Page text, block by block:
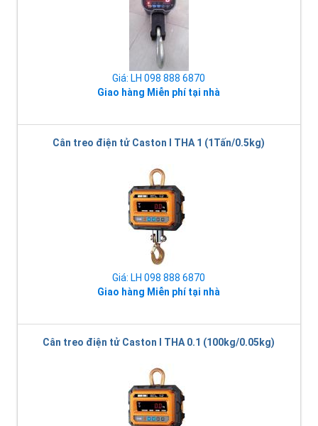
Giá: LH 098 888 6870
Giao hàng Miễn phí tại nhà
Cân treo điện tử Caston I THA 1 (1Tấn/0.5kg)
Giá: LH 098 888 6870
Giao hàng Miễn phí tại nhà
Cân treo điện tử Caston I THA 0.1 (100kg/0.05kg)